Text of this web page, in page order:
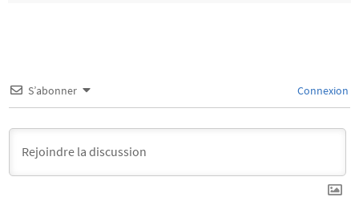
S’abonner Connexion